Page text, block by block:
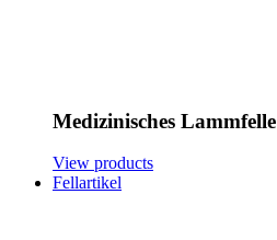
Medizinisches Lammfelle
View products
Fellartikel